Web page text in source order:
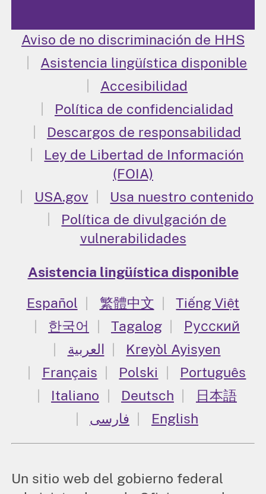
Aviso de no discriminación de HHS
Asistencia lingüística disponible
Accesibilidad
Política de confidencialidad
Descargos de responsabilidad
Ley de Libertad de Información
(FOIA)
USA.gov
Usa nuestro contenido
Política de divulgación de
vulnerabilidades
Asistencia lingüística disponible
Español
繁體中文
Tiếng Việt
한국어
Tagalog
Русский
العربية
Kreyòl Ayisyen
Français
Polski
Português
Italiano
Deutsch
日本語
فارسی
English
Un sitio web del gobierno federal